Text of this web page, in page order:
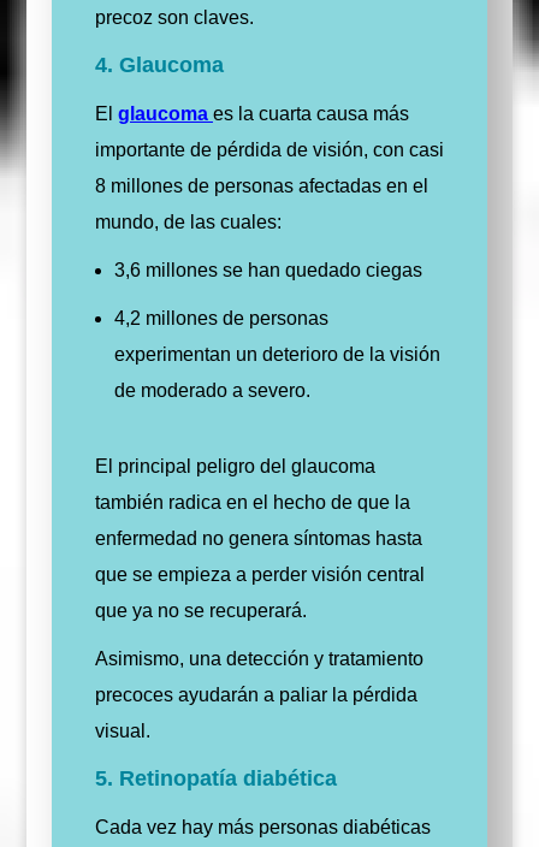
precoz son claves.
4. Glaucoma
El glaucoma es la cuarta causa más
importante de pérdida de visión, con casi
8 millones de personas afectadas en el
mundo, de las cuales:
3,6 millones se han quedado ciegas
4,2 millones de personas
experimentan un deterioro de la visión
de moderado a severo.
El principal peligro del glaucoma
también radica en el hecho de que la
enfermedad no genera síntomas hasta
que se empieza a perder visión central
que ya no se recuperará.
Asimismo, una detección y tratamiento
precoces ayudarán a paliar la pérdida
visual.
5. Retinopatía diabética
Cada vez hay más personas diabéticas